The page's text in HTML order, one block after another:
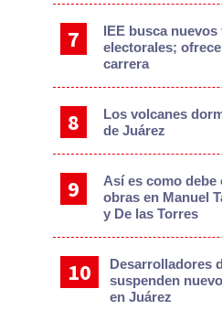
IEE busca
electorales;
carrera
Los volcanes
de Juárez
Así es como
obras en Manuel
y De las Torres
Desarrolladores
suspenden
en Juárez